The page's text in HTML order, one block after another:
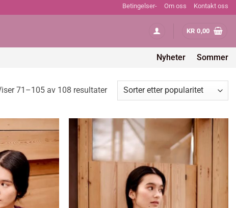
Betingelser- Om oss Kontakt oss
KR 0,00
Nyheter Sommer
71–105 av 108 resultaterSortert
etter